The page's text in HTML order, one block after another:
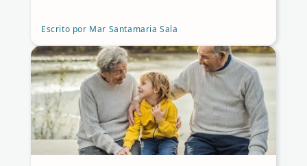
Escrito por Mar Santamaria Sala